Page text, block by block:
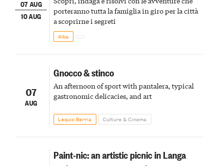
07 AUG
10 AUG
porteranno tutta la famiglia in giro per la città
a scoprirne i segreti
Alba
07
AUG
Gnocco & stinco
An afternoon of sport with pantalera, typical
gastronomic delicacies, and art
Lequio Berria Culture & Cinema
Paint-nic: an artistic picnic in Langa